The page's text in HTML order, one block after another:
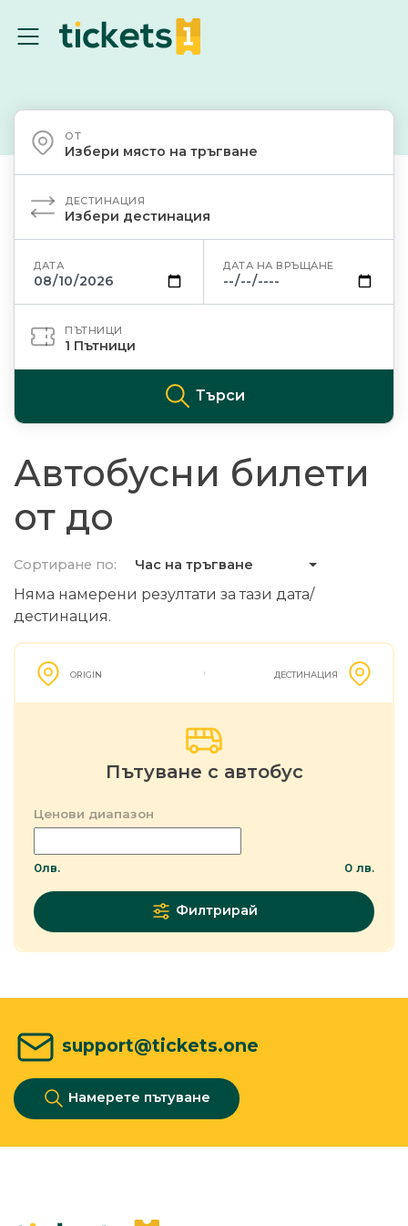
ОТ
Избери място на тръгване
ДЕСТИНАЦИЯ
Избери дестинация
ДАТА ДАТА НА ВРЪЩАНЕ
ПЪТНИЦИ
1 Пътници
Търси
Автобусни билети
от до
Сортиране по: Час на тръгване
Няма намерени резултати за тази дата/
дестинация.
ORIGIN ДЕСТИНАЦИЯ
Пътуване с автобус
Ценови диапазон
0лв. 0 лв.
Филтрирай
support@tickets.one
Намерете пътуване